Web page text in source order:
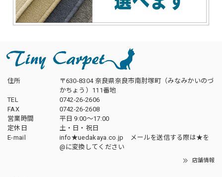
住所
〒630-8304 奈良県奈良市南肘塚町（みなみかいのづ
かちょう）111番地
TEL
0742-26-2606
FAX
0742-26-2608
営業時間
平日 9:00～17:00
定休日
土・日・祝日
E-mail
info★uedakaya.co.jp メールを送信する際は★を
@に変換してください
店舗情報